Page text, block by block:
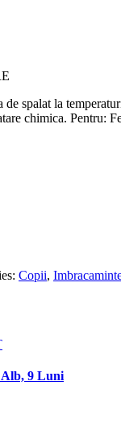
de spalat la
chimica. Pentru:
Copii,
Alb, 9 Luni